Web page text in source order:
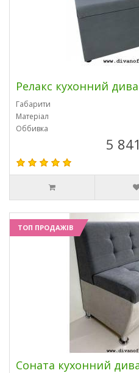
Релакс кухонний
Габарити
Матеріал
Оббивка
5
ТОП ПРОДАЖІВ
Соната кухонний